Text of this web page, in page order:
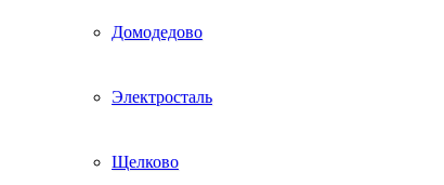
Домодедово
Электросталь
Щелково